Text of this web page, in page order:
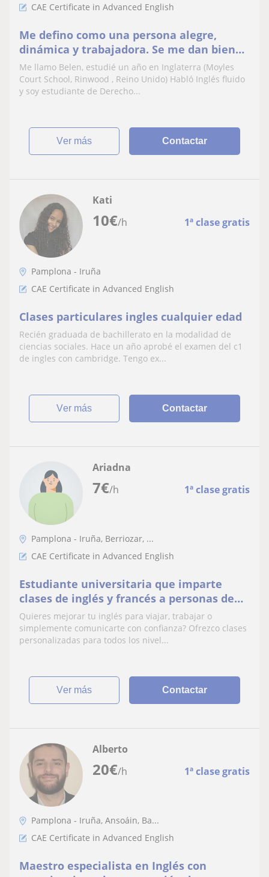
CAE Certificate in Advanced English
Me defino como una persona alegre,
dinámica y trabajadora. Se me dan bien
todo tipo de niños y me encanta el trato
con ellos
Me llamo Belen, estudié un año en Inglaterra (Moyles
Court School, Rinwood , Reino Unido) Habló Inglés fluido
y soy estudiante de Derecho...
ver más Contactar
10€/h 1ª clase gratis
Kati
Pamplona - Iruña
CAE Certificate in Advanced English
Clases particulares ingles cualquier edad
Recién graduada de bachillerato en la modalidad de
ciencias sociales. Hace un año aprobé el examen del c1
de ingles con cambridge. Tengo ex...
ver más Contactar
7€/h 1ª clase gratis
Ariadna
Pamplona - Iruña, Berriozar, ...
CAE Certificate in Advanced English
Estudiante universitaria que imparte
clases de inglés y francés a personas de
todas las edades
Quieres mejorar tu inglés para viajar, trabajar o
simplemente comunicarte con confianza? Ofrezco clases
personalizadas para todos los nivel...
ver más Contactar
20€/h 1ª clase gratis
Alberto
Pamplona - Iruña, Ansoáin, Ba...
CAE Certificate in Advanced English
Maestro especialista en Inglés con